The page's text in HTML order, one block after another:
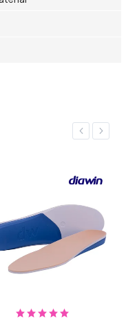
Previous
Next